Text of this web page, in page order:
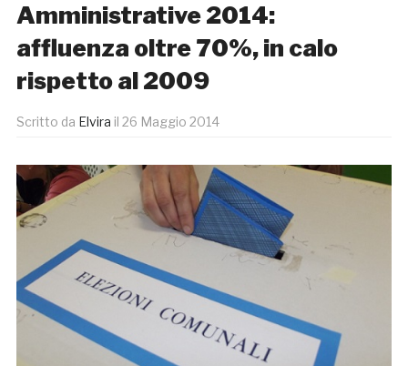
Amministrative 2014:
affluenza oltre 70%, in calo
rispetto al 2009
Scritto da Elvira il 26 Maggio 2014